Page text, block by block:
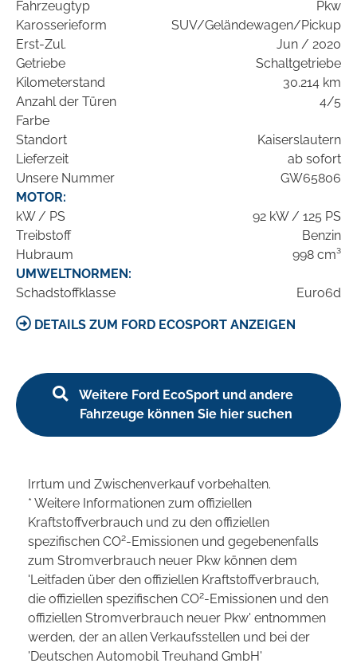
Fahrzeugtyp
Pkw
Karosserieform
SUV/Geländewagen/Pickup
Erst-Zul.
Jun / 2020
Getriebe
Schaltgetriebe
Kilometerstand
30.214 km
Anzahl der Türen
4/5
Farbe
Standort
Kaiserslautern
Lieferzeit
ab sofort
Unsere Nummer
GW65806
MOTOR:
kW / PS
92 kW / 125 PS
Treibstoff
Benzin
Hubraum
998 cm³
UMWELTNORMEN:
Schadstoffklasse
Euro6d
DETAILS ZUM FORD ECOSPORT ANZEIGEN
Weitere Ford EcoSport und andere
Fahrzeuge können Sie hier suchen
Irrtum und Zwischenverkauf vorbehalten.
* Weitere Informationen zum offiziellen
Kraftstoffverbrauch und zu den offiziellen
spezifischen CO2-Emissionen und gegebenenfalls
zum Stromverbrauch neuer Pkw können dem
'Leitfaden über den offiziellen Kraftstoffverbrauch,
die offiziellen spezifischen CO2-Emissionen und den
offiziellen Stromverbrauch neuer Pkw' entnommen
werden, der an allen Verkaufsstellen und bei der
'Deutschen Automobil Treuhand GmbH'